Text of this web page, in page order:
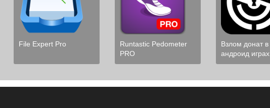
File Expert Pro
Runtastic Pedometer
PRO
Взлом донат в
андроид играх